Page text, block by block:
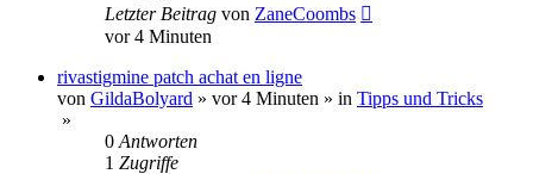
Letzter Beitrag von ZaneCoombs
vor 4 Minuten
rivastigmine patch achat en ligne
von GildaBolyard » vor 4 Minuten » in Tipps und Tricks
»
0 Antworten
1 Zugriffe